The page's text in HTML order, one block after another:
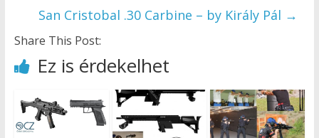
San Cristobal .30 Carbine – by Király Pál →
Share This Post:
Ez is érdekelhet